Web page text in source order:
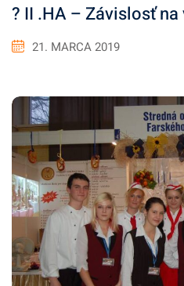
? II .HA – Závislosť na
21. MARCA 2019